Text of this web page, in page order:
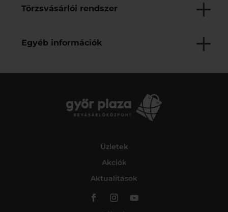
Törzsvásárlói rendszer
Egyéb információk
Üzletek
Akciók
Aktualitások